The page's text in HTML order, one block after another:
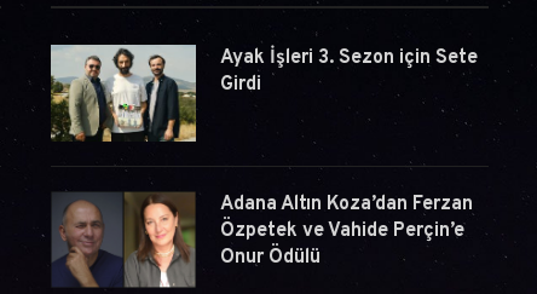
Ayak İşleri 3. Sezon için Sete
Girdi
Adana Altın Koza’dan Ferzan
Özpetek ve Vahide Perçin’e
Onur Ödülü